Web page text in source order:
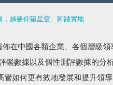
，越要仰望星空、腳踏實地
在中國各類企業、各個層級
鑑數據以及個性測評數據的分
如何更有效地發展和提升領導